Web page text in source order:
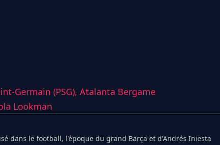
Germain (PSG), Atalanta Bergame
Lookman
dans le football, l'époque du grand Barça et d'Andrés Iniesta